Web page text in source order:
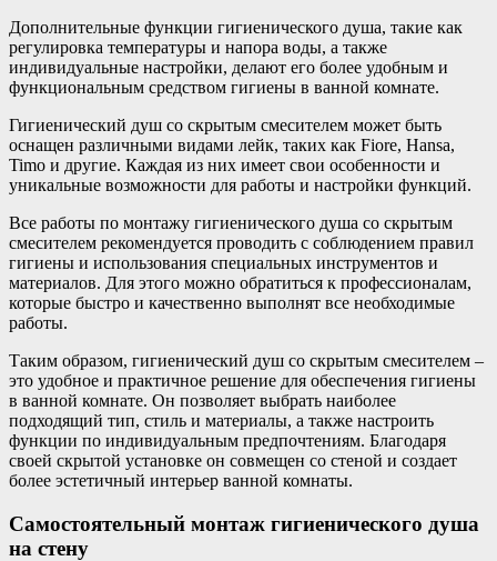
Дополнительные функции гигиенического душа, такие как
регулировка температуры и напора воды, а также
индивидуальные настройки, делают его более удобным и
функциональным средством гигиены в ванной комнате.
Гигиенический душ со скрытым смесителем может быть
оснащен различными видами лейк, таких как Fiore, Hansa,
Timo и другие. Каждая из них имеет свои особенности и
уникальные возможности для работы и настройки функций.
Все работы по монтажу гигиенического душа со скрытым
смесителем рекомендуется проводить с соблюдением правил
гигиены и использования специальных инструментов и
материалов. Для этого можно обратиться к профессионалам,
которые быстро и качественно выполнят все необходимые
работы.
Таким образом, гигиенический душ со скрытым смесителем –
это удобное и практичное решение для обеспечения гигиены
в ванной комнате. Он позволяет выбрать наиболее
подходящий тип, стиль и материалы, а также настроить
функции по индивидуальным предпочтениям. Благодаря
своей скрытой установке он совмещен со стеной и создает
более эстетичный интерьер ванной комнаты.
Самостоятельный монтаж гигиенического душа
на стену